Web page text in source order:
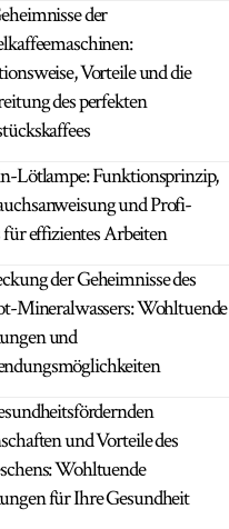
der
Vorteile und die
des perfekten
Lötlampe: Funktionsprinzip,
und Profi-
effizientes Arbeiten
der Geheimnisse des
Mineralwassers: Wohltuende
und
und Vorteile des
Wohltuende
für Ihre Gesundheit